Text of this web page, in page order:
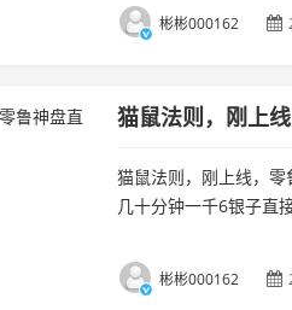
彬彬000162
猫鼠法则，刚上
猫鼠法则，刚上线，零
几十分钟一千6银子直
彬彬000162